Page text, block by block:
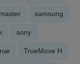
samsung
sony
TrueMove H